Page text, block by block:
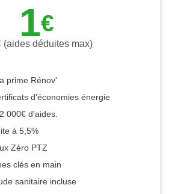
1€
(aides déduites max)
prime Rénov'
d'économies énergie
000€ d'aides.
à 5,5%
Zéro PTZ
clés en main
sanitaire incluse